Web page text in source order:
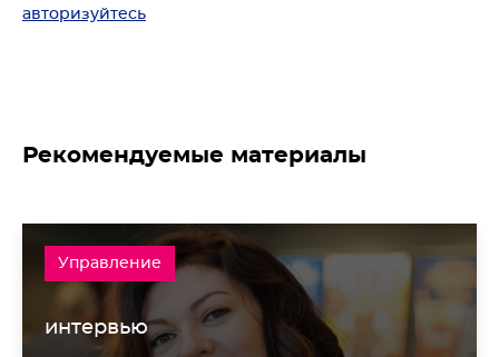
авторизуйтесь
Рекомендуемые материалы
Управление
интервью